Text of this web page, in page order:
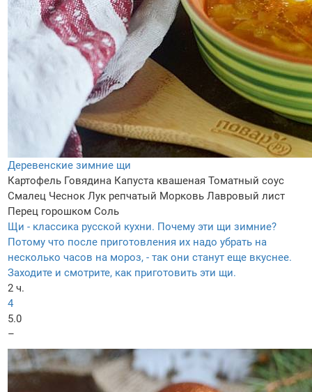
Деревенские зимние щи
Картофель Говядина Капуста квашеная Томатный соус
Смалец Чеснок Лук репчатый Морковь Лавровый лист
Перец горошком Соль
Щи - классика русской кухни. Почему эти щи зимние?
Потому что после приготовления их надо убрать на
несколько часов на мороз, - так они станут еще вкуснее.
Заходите и смотрите, как приготовить эти щи.
2 ч.
4
5.0
–